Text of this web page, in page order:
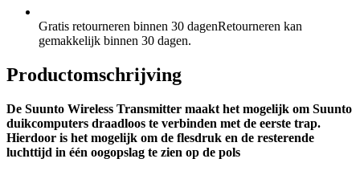
Gratis retourneren binnen 30 dagenRetourneren kan
gemakkelijk binnen 30 dagen.
Productomschrijving
De Suunto Wireless Transmitter maakt het mogelijk om Suunto
duikcomputers draadloos te verbinden met de eerste trap.
Hierdoor is het mogelijk om de flesdruk en de resterende
luchttijd in één oogopslag te zien op de pols